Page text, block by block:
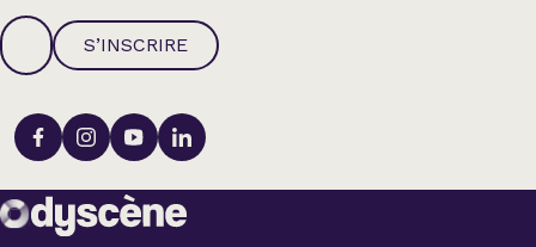
S’INSCRIRE